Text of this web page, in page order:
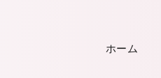
ホーム